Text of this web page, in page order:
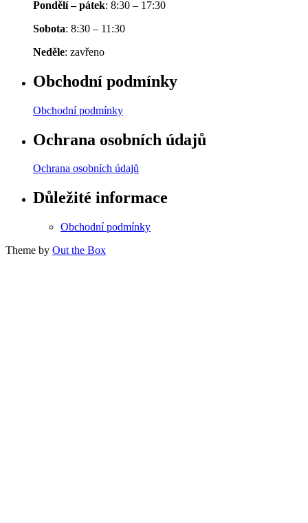
Pondělí – pátek: 8:30 – 17:30
Sobota: 8:30 – 11:30
Neděle: zavřeno
Obchodní podmínky
Obchodní podmínky
Ochrana osobních údajů
Ochrana osobních údajů
Důležité informace
Obchodní podmínky
Theme by Out the Box